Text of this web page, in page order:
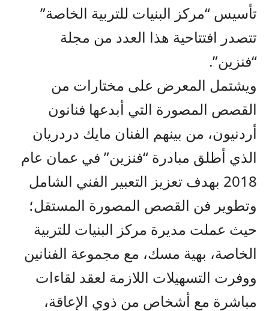
تأسيس “مركز البنيات للتربية الخاصة”
تتصدر افتتاحية هذا العدد من مجلة
“فنزين”.
ويشتمل المعرض على مختارات من
القصص المصورة التي أبدعها فنانون
أردنيون، من بينهم الفنان مايك دردريان
الذي أطلق مبادرة “فنزين” في عمان عام
2018 بهدف تعزيز التعبير الفني الشامل
وتطوير فن القصص المصورة المستقل؛
حيث عملت مديرة مركز البنيات للتربية
الخاصة، بهية مسك، مع مجموعة الفنانين
ووفرت التسهيلات اللازمة لعقد لقاءات
مباشرة مع أشخاص من ذوي الإعاقة،